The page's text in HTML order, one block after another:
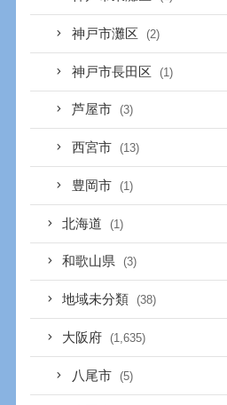
神戸市灘区 (2)
神戸市長田区 (1)
芦屋市 (3)
西宮市 (13)
豊岡市 (1)
北海道 (1)
和歌山県 (3)
地域未分類 (38)
大阪府 (1,635)
八尾市 (5)